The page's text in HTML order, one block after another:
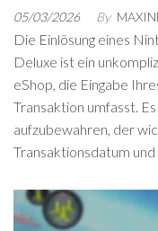
05/03/2026 By
Die Einlösung eines
Deluxe ist ein
eShop, die Eingabe
Transaktion umfasst.
aufzubewahren, der
Transaktionsdatum